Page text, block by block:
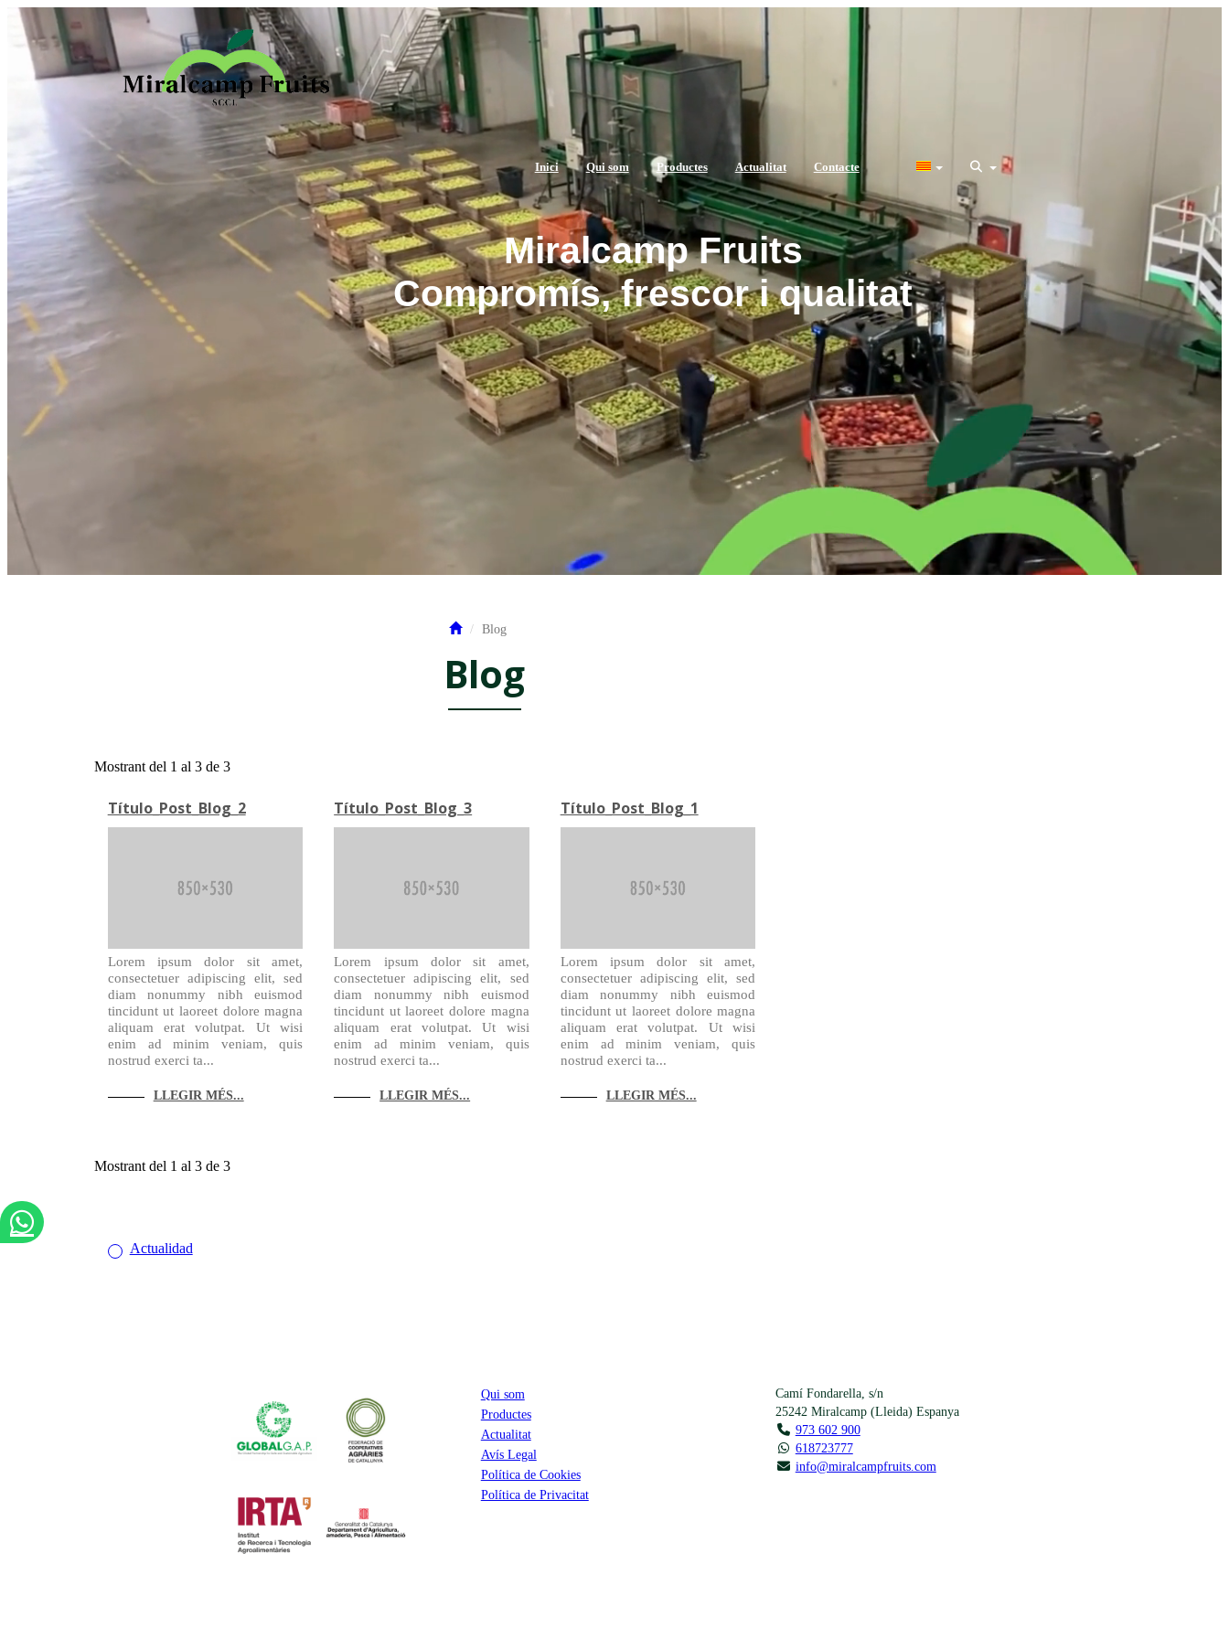
Inici Qui som Productes Actualitat Contacte
Miralcamp Fruits
Compromís, frescor i qualitat
Blog
Blog
Mostrant del 1 al 3 de 3
Título_Post_Blog_2
Lorem ipsum dolor sit amet,
consectetuer adipiscing elit, sed
diam nonummy nibh euismod
tincidunt ut laoreet dolore magna
aliquam erat volutpat. Ut wisi
enim ad minim veniam, quis
nostrud exerci ta...
LLEGIR MÉS...
Título_Post_Blog_3
Lorem ipsum dolor sit amet,
consectetuer adipiscing elit, sed
diam nonummy nibh euismod
tincidunt ut laoreet dolore magna
aliquam erat volutpat. Ut wisi
enim ad minim veniam, quis
nostrud exerci ta...
LLEGIR MÉS...
Título_Post_Blog_1
Lorem ipsum dolor sit amet,
consectetuer adipiscing elit, sed
diam nonummy nibh euismod
tincidunt ut laoreet dolore magna
aliquam erat volutpat. Ut wisi
enim ad minim veniam, quis
nostrud exerci ta...
LLEGIR MÉS...
Mostrant del 1 al 3 de 3
Actualidad
Qui som
Productes
Actualitat
Avís Legal
Política de Cookies
Política de Privacitat
Camí Fondarella, s/n
25242 Miralcamp (Lleida)Espanya
973 602 900
618723777
info@miralcampfruits.com